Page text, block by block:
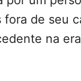
fora de seu
na